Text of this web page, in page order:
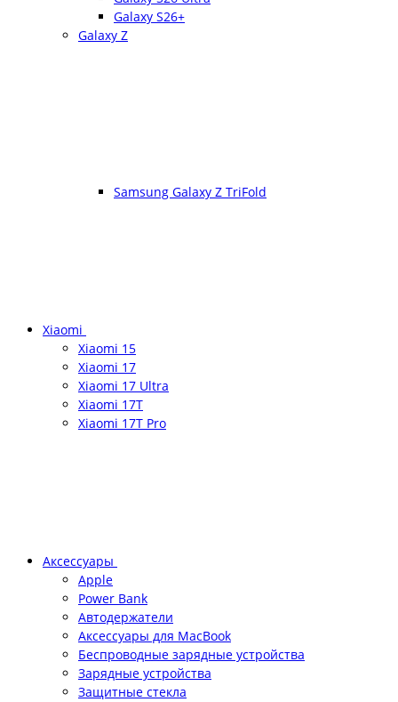
Galaxy S26+
Galaxy Z
Samsung Galaxy Z TriFold
Xiaomi
Xiaomi 15
Xiaomi 17
Xiaomi 17 Ultra
Xiaomi 17T
Xiaomi 17T Pro
Аксессуары
Apple
Power Bank
Автодержатели
Аксессуары для MacBook
Беспроводные зарядные устройства
Зарядные устройства
Защитные стекла